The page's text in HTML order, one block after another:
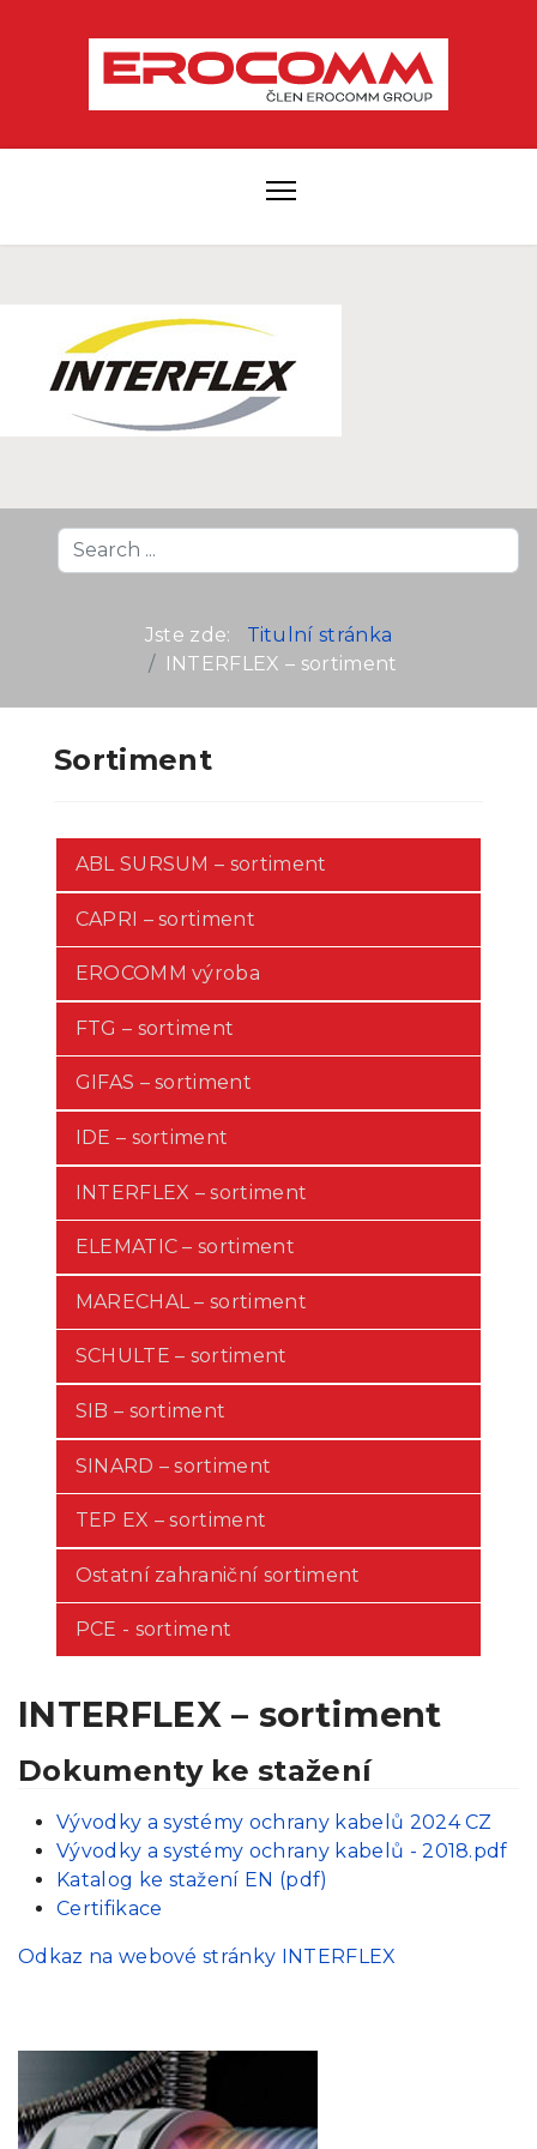
Search
...
Jste zde:
Titulní stránka
INTERFLEX – sortiment
Sortiment
ABL SURSUM – sortiment
CAPRI – sortiment
EROCOMM výroba
FTG – sortiment
GIFAS – sortiment
IDE – sortiment
INTERFLEX – sortiment
ELEMATIC – sortiment
MARECHAL – sortiment
SCHULTE – sortiment
SIB – sortiment
SINARD – sortiment
TEP EX – sortiment
Ostatní zahraniční sortiment
PCE - sortiment
INTERFLEX – sortiment
Dokumenty ke stažení
Vývodky a systémy ochrany kabelů 2024 CZ
Vývodky a systémy ochrany kabelů - 2018.pdf
Katalog ke stažení EN (pdf)
Certifikace
Odkaz na webové stránky INTERFLEX